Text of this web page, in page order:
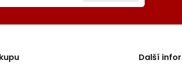
Další